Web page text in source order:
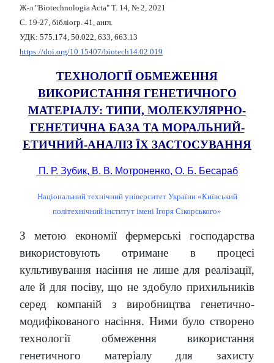
Ж-л "Biotechnologia Acta" Т. 14, № 2, 2021
С. 19-27, бібліогр. 41, англ.
УДК: 575.174, 50.022, 633, 663.13
https://doi.org/10.15407/biotech14.02.019
ТЕХНОЛОГІЇ ОБМЕЖЕННЯ
ВИКОРИСТАННЯ ГЕНЕТИЧНОГО
МАТЕРІАЛУ: ТИПИ, МОЛЕКУЛЯРНО-
ГЕНЕТИЧНА БАЗА ТА МОРАЛЬНИЙ-
ЕТИЧНИЙ-АНАЛІЗ ЇХ ЗАСТОСУВАННЯ
П. Р. Зубик, В. В. Мотроненко, О. Б. Бесараб
Національний технічний університет України «Київський
політехнічний інститут імені Ігоря Сікорського»
З метою економії фермерські господарства
використовують отримане в процесі
культивування насіння не лише для реалізації,
але й для посіву, що не здобуло прихильників
серед компаній з виробництва генетично-
модифікованого насіння. Ними було створено
технології обмеження використання
генетичного матеріалу для захисту